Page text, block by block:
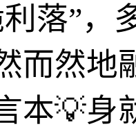
落”，
而然地
本💡身